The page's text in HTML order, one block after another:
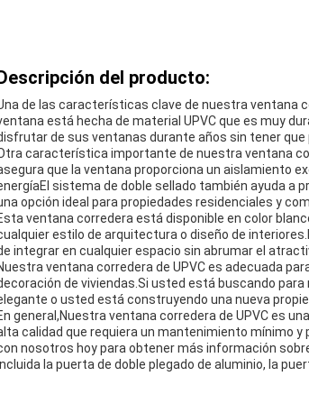
del producto:
de las características clave de nuestra ventana
está hecha de material UPVC que es muy
de sus ventanas durante años sin tener
característica importante de nuestra ventana
que la ventana proporciona un aislamiento
sistema de doble sellado también ayuda a
opción ideal para propiedades residenciales y
ventana corredera está disponible en color
estilo de arquitectura o diseño de
integrar en cualquier espacio sin abrumar el
ventana corredera de UPVC es adecuada
de viviendas.Si usted está buscando
o usted está construyendo una nueva
general,Nuestra ventana corredera de UPVC es
calidad que requiera un mantenimiento mínimo
nosotros hoy para obtener más información
la puerta de doble plegado de aluminio, la